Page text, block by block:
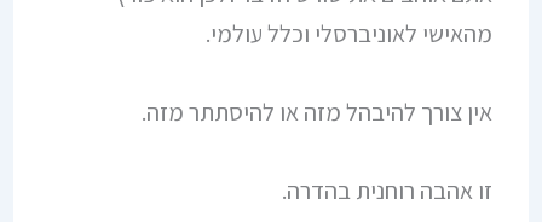
מהאישי לאוניברסלי וכלל עולמי.
אין צורך להיבהל מזה או להיסתתר מזה.
זו אהבה רוחנית בהדרה.